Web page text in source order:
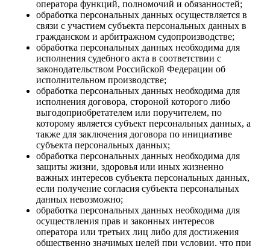
оператора функций, полномочий и обязанностей;
обработка персональных данных осуществляется в
связи с участием субъекта персональных данных в
гражданском и арбитражном судопроизводстве;
обработка персональных данных необходима для
исполнения судебного акта в соответствии с
законодательством Российской Федерации об
исполнительном производстве;
обработка персональных данных необходима для
исполнения договора, стороной которого либо
выгодоприобретателем или поручителем, по
которому является субъект персональных данных, а
также для заключения договора по инициативе
субъекта персональных данных;
обработка персональных данных необходима для
защиты жизни, здоровья или иных жизненно
важных интересов субъекта персональных данных,
если получение согласия субъекта персональных
данных невозможно;
обработка персональных данных необходима для
осуществления прав и законных интересов
оператора или третьих лиц либо для достижения
общественно значимых целей при условии, что при